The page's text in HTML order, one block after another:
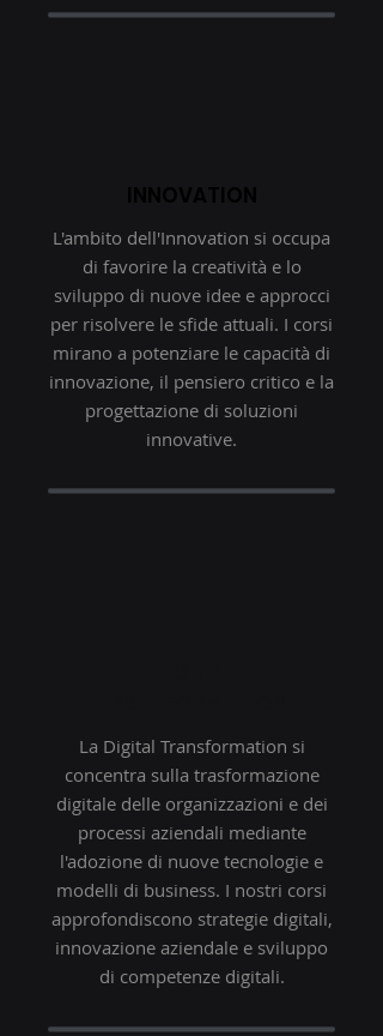
L'ambito dell'Innovation si occupa
di favorire la creatività e lo
sviluppo di nuove idee e approcci
per risolvere le sfide attuali. I corsi
mirano a potenziare le capacità di
innovazione, il pensiero critico e la
progettazione di soluzioni
innovative.
La Digital Transformation si
concentra sulla trasformazione
digitale delle organizzazioni e dei
processi aziendali mediante
l'adozione di nuove tecnologie e
modelli di business. I nostri corsi
approfondiscono strategie digitali,
innovazione aziendale e sviluppo
di competenze digitali.